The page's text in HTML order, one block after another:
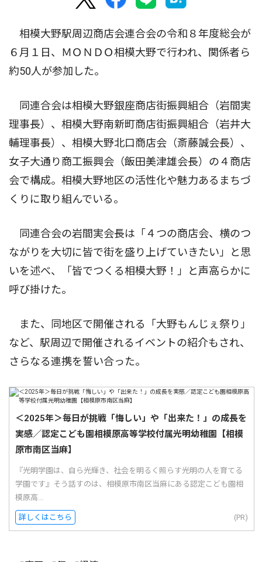
相模大野駅周辺商店会連合会の令和８年度総会が
６月１日、ＭＯＮＤＯ相模大野で行われ、関係者ら
約50人が参加した。
同連合会は相模大野銀座商店街振興組合（岩間実
理事長）、相模大野南新町商店街振興組合（岩井大
輔理事長）、相模大野北口商店会（斎藤誠会長）、
女子大通り商工振興会（飯田美津雄会長）の４商店
会で構成。相模大野地区の活性化や魅力あるまちづ
くりに取り組んでいる。
同連合会の岩間実会長は「４つの商店会、横のつ
ながりを大切に皆で街を盛り上げていきたい」と思
いを述べ、「皆でつくる相模大野！」と声高らかに
呼び掛けた。
また、同地区で開催される「大野もんじぇ祭り」
など、駅周辺で開催されるイベントの紹介もされ、
さらなる連携を誓い合った。
＜2025年＞毎日が挑戦「悔しい」や「出来た！」の成長を
実感／認定こども園相模原高等学校付属光明幼稚園【相模
原市南区当麻】
『光明学園は、自ら光輝き、社会を明るく照らす光明の人を育てる
学園です』そう話すのは、相模原市南区当麻にある認定こども園相
模原高...
詳しくはこちら (PR)